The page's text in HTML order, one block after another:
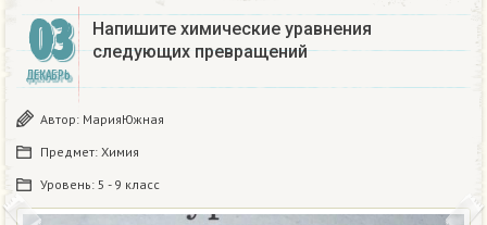
03
ДЕКАБРЬ
Напишите химические уравнения
следующих превращений​
Автор: МарияЮжная
Предмет: Химия
Уровень: 5 - 9 класс